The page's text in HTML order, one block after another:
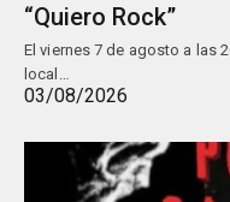
“Quiero Rock”
El viernes 7 de agosto a las
local…
03/08/2026